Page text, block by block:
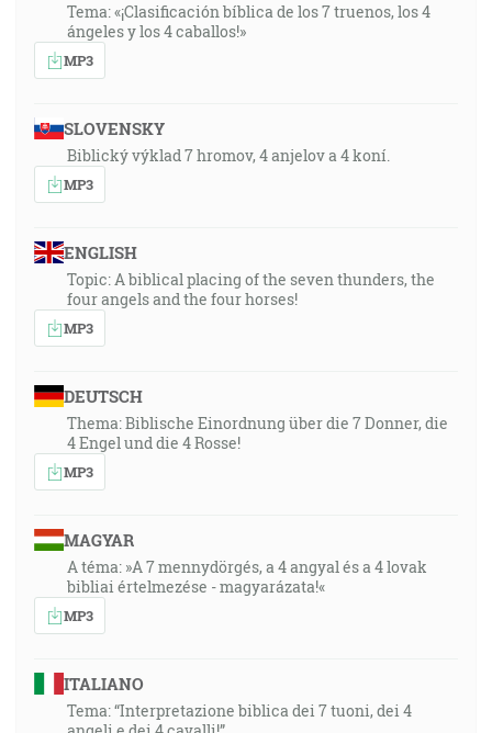
Tema: «¡Clasificación bíblica de los 7 truenos, los 4
ángeles y los 4 caballos!»
MP3
SLOVENSKY
Biblický výklad 7 hromov, 4 anjelov a 4 koní.
MP3
ENGLISH
Topic: A biblical placing of the seven thunders, the
four angels and the four horses!
MP3
DEUTSCH
Thema: Biblische Einordnung über die 7 Donner, die
4 Engel und die 4 Rosse!
MP3
MAGYAR
A téma: »A 7 mennydörgés, a 4 angyal és a 4 lovak
bibliai értelmezése - magyarázata!«
MP3
ITALIANO
Tema: “Interpretazione biblica dei 7 tuoni, dei 4